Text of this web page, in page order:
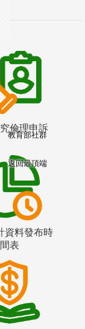
倫理申訴
資料發布時
間表
教育部社群
返回最頂端